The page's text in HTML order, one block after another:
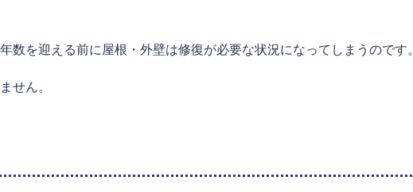
を迎える前に屋根・外壁は修復が必要な状況になってしまうのです。
せん。